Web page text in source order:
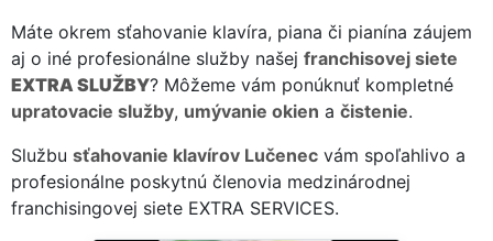
Máte okrem sťahovanie klavíra, piana či pianína záujem
aj o iné profesionálne služby našej franchisovej siete
EXTRA SLUŽBY? Môžeme vám ponúknuť kompletné
upratovacie služby, umývanie okien a čistenie.
Službu sťahovanie klavírov Lučenec vám spoľahlivo a
profesionálne poskytnú členovia medzinárodnej
franchisingovej siete EXTRA SERVICES.